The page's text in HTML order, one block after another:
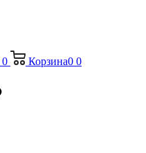
0 Корзина0 0